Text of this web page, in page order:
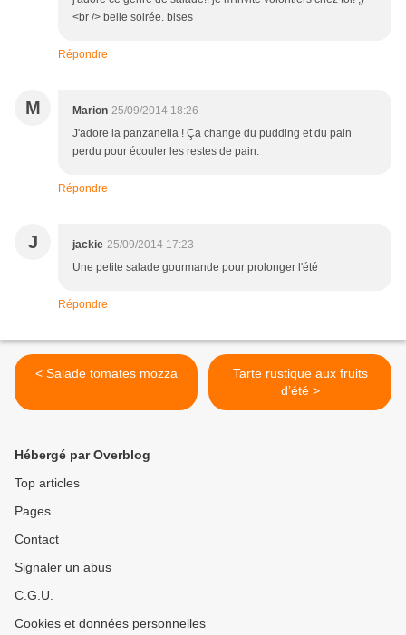
<br /> belle soirée. bises
Répondre
M Marion 25/09/2014 18:26
J'adore la panzanella ! Ça change du pudding et du pain
perdu pour écouler les restes de pain.
Répondre
J jackie 25/09/2014 17:23
Une petite salade gourmande pour prolonger l'été
Répondre
< Salade tomates mozza
Tarte rustique aux fruits
d’été >
Hébergé par Overblog
Top articles
Pages
Contact
Signaler un abus
C.G.U.
Cookies et données personnelles